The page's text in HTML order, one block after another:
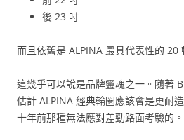
後 23 吋
而且依舊是 ALPINA 最具代表性的 20
這幾乎可以說是品牌靈魂之一。隨著
估計 ALPINA 經典輪圈應該會是更耐
十年前那種無法應對差勁路面考驗的。